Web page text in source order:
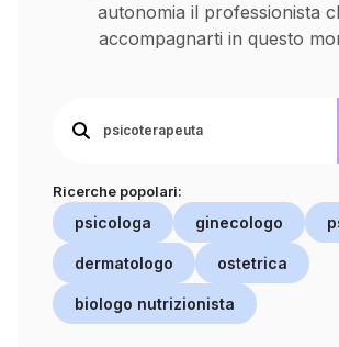
autonomia il professionista
accompagnarti in questo
Ricerche popolari:
psicologa ginecologo
dermatologo ostetrica
biologo nutrizionista